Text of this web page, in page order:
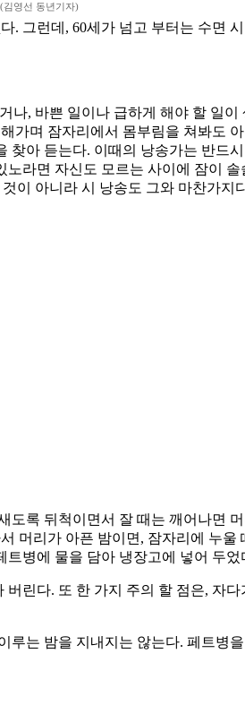
김영선 동년기자)
그런데, 60세가 넘고 부터는 수면
, 바쁜 일이나 급하게 해야 할 일
며 잠자리에서 몸부림을 쳐봐도
아 듣는다. 이때의 낭송가는 반드
라면 자신도 모르는 사이에 잠이
이 아니라 시 낭송도 그와 마찬가지
록 뒤척이면서 잘 때는 깨어나면
머리가 아픈 밤이면, 잠자리에 누
병에 물을 담아 냉장고에 넣어 두
린다. 또 한 가지 주의 할 점은, 자
는 밤을 지내지는 않는다. 페트병